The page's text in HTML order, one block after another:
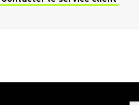
(Opens in a new tab)